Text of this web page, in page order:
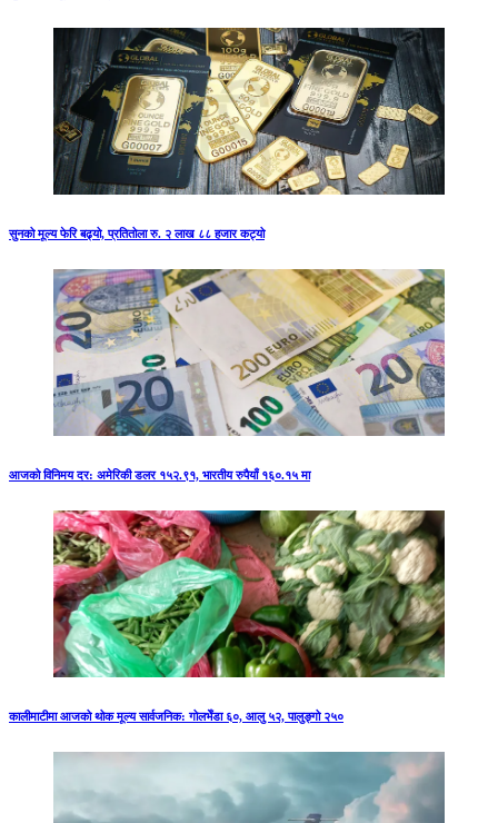
सुनको मूल्य फेरि बढ्यो, प्रतितोला रु. २ लाख ८८ हजार कट्यो
आजको विनिमय दर: अमेरिकी डलर १५२.९१, भारतीय रुपैयाँ १६०.१५ मा
कालीमाटीमा आजको थोक मूल्य सार्वजनिक: गोलभेँडा ६०, आलु ५२, पालुङ्गो २५०